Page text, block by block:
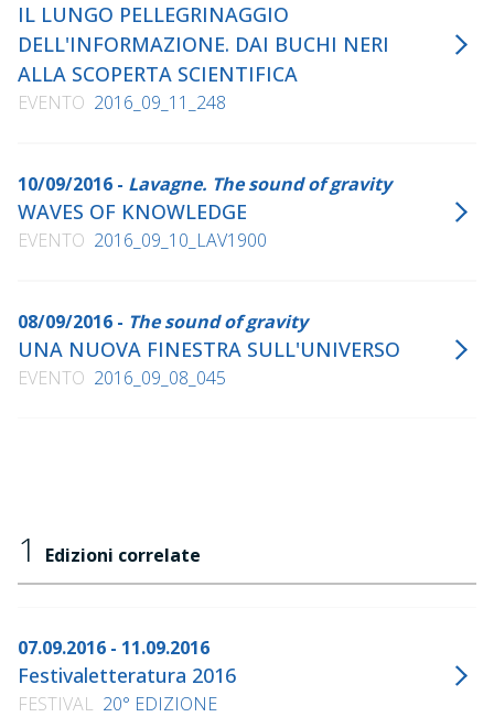
IL LUNGO PELLEGRINAGGIO
DELL'INFORMAZIONE. DAI BUCHI NERI
ALLA SCOPERTA SCIENTIFICA
EVENTO 2016_09_11_248
10/09/2016 - Lavagne. The sound of gravity
WAVES OF KNOWLEDGE
EVENTO 2016_09_10_LAV1900
08/09/2016 - The sound of gravity
UNA NUOVA FINESTRA SULL'UNIVERSO
EVENTO 2016_09_08_045
1 Edizioni correlate
07.09.2016 - 11.09.2016
Festivaletteratura 2016
FESTIVAL 20° EDIZIONE